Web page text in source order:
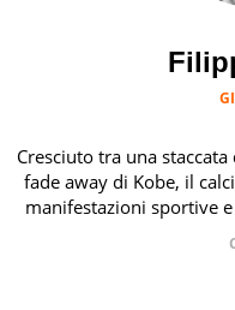
Cresciuto tra una
fade away di Kobe, il
manifestazioni sportive